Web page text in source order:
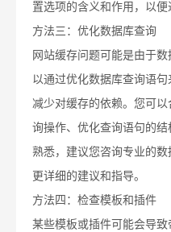
置选项的含义和作用，以便
方法三：优化数据库查询
网站缓存问题可能是由于
以通过优化数据库查询语
减少对缓存的依赖。您可
询操作、优化查询语句的
熟悉，建议您咨询专业的
更详细的建议和指导。
方法四：检查模板和插件
某些模板或插件可能会导